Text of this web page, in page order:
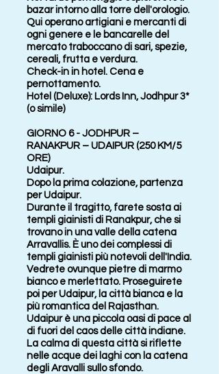
bazar intorno alla torre dell'orologio.
Qui operano artigiani e mercanti di
ogni genere e le bancarelle del
mercato traboccano di sari, spezie,
cereali, frutta e verdura.
Check-in in hotel. Cena e
pernottamento.
Hotel (Deluxe): Lords Inn, Jodhpur 3*
(o simile)
GIORNO 6 - JODHPUR –
RANAKPUR – UDAIPUR (250 KM/5
ORE)
Udaipur.
Dopo la prima colazione, partenza
per Udaipur.
Durante il tragitto, farete sosta ai
templi giainisti di Ranakpur, che si
trovano in una valle della catena
Arravallis. È uno dei complessi di
templi giainisti più notevoli dell'India.
Vedrete ovunque pietre di marmo
bianco e merlettato. Proseguirete
poi per Udaipur, la città bianca e la
più romantica del Rajasthan.
Udaipur è una piccola oasi di pace al
di fuori del caos delle città indiane.
La calma di questa città si riflette
nelle acque dei laghi con la catena
degli Aravalli sullo sfondo.